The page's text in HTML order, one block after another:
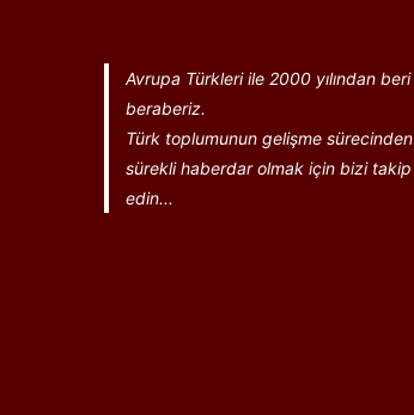
Avrupa Türkleri ile 2000 yılından beri
beraberiz.
Türk toplumunun gelişme sürecinden
sürekli haberdar olmak için bizi takip
edin...